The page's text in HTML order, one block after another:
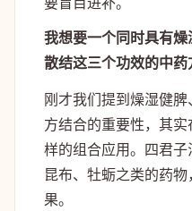
我想要一个同时具有
散结这三个功效的中药
刚才我们提到燥湿健
方结合的重要性，其
样的组合应用。四君
昆布、牡蛎之类的药
果。